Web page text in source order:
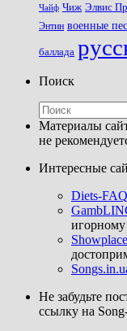
Чайф Чиж Элвис
Энтин военные
баллада
Поиск
Материалы
не
Интересные
Diets-
игорному
Не забудьте
ссылку на